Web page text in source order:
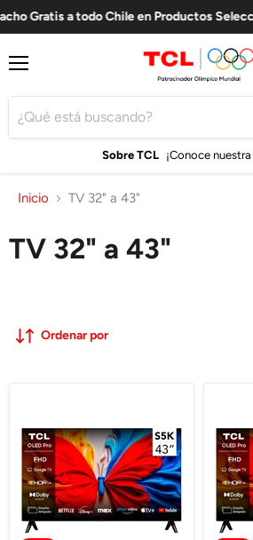
Gratis a todo Chile en Productos
Sobre TCL ¡Conoce
Inicio TV 32" a 43"
TV 32" a 43"
Ordenar por